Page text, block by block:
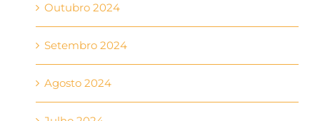
Outubro 2024
Setembro 2024
Agosto 2024